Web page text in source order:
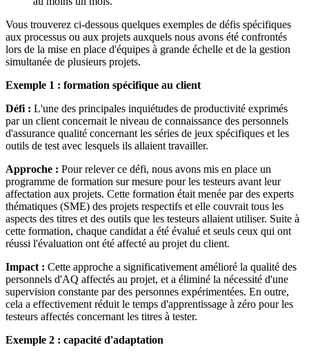
Vous trouverez ci-dessous quelques exemples de défis spécifiques
aux processus ou aux projets auxquels nous avons été confrontés
lors de la mise en place d'équipes à grande échelle et de la gestion
simultanée de plusieurs projets.
Exemple 1 : formation spécifique au client
Défi : L'une des principales inquiétudes de productivité exprimés
par un client concernait le niveau de connaissance des personnels
d'assurance qualité concernant les séries de jeux spécifiques et les
outils de test avec lesquels ils allaient travailler.
Approche : Pour relever ce défi, nous avons mis en place un
programme de formation sur mesure pour les testeurs avant leur
affectation aux projets. Cette formation était menée par des experts
thématiques (SME) des projets respectifs et elle couvrait tous les
aspects des titres et des outils que les testeurs allaient utiliser. Suite à
cette formation, chaque candidat a été évalué et seuls ceux qui ont
réussi l'évaluation ont été affecté au projet du client.
Impact : Cette approche a significativement amélioré la qualité des
personnels d'AQ affectés au projet, et a éliminé la nécessité d'une
supervision constante par des personnes expérimentées. En outre,
cela a effectivement réduit le temps d'apprentissage à zéro pour les
testeurs affectés concernant les titres à tester.
Exemple 2 : capacité d'adaptation